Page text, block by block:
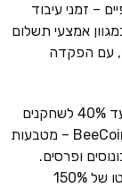
– זמני עיבוד
תומך במגוון אמצעי תשלום
עם הפקדה
Wazbee מציע תוכנית VIP מקיפה עם קאשבק עד 40% לשחקנים
ברמות הגבוהות. בנוסף, הקזינו מציע מערכת BeeCoins – מטבעות
ופרסים.
לשחקנים קבועים יש גם בונוסי רילוד, בונוס קריפטו של 150%